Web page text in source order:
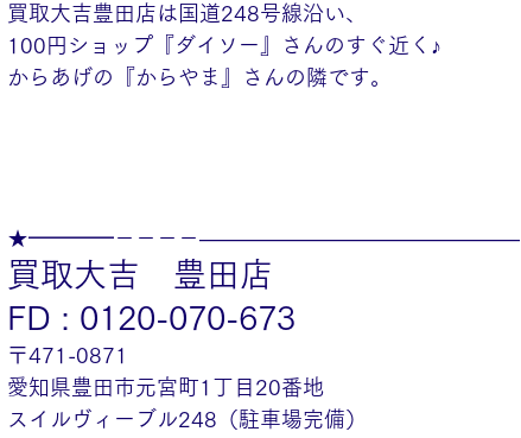
買取大吉豊田店は国道248号線沿い、
100円ショップ『ダイソー』さんのすぐ近く♪
からあげの『からやま』さんの隣です。
★━━━━－－－－———————————————
買取大吉　豊田店
FD : 0120-070-673
〒471-0871
愛知県豊田市元宮町1丁目20番地
スイルヴィーブル248（駐車場完備）